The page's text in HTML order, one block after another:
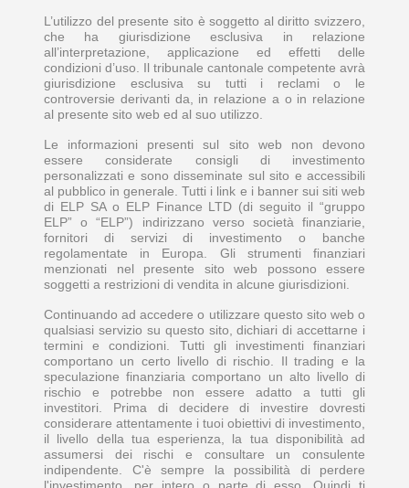
L’utilizzo del presente sito è soggetto al diritto svizzero,
che ha giurisdizione esclusiva in relazione
all’interpretazione, applicazione ed effetti delle
condizioni d’uso. Il tribunale cantonale competente avrà
giurisdizione esclusiva su tutti i reclami o le
controversie derivanti da, in relazione a o in relazione
al presente sito web ed al suo utilizzo.
Le informazioni presenti sul sito web non devono
essere considerate consigli di investimento
personalizzati e sono disseminate sul sito e accessibili
al pubblico in generale. Tutti i link e i banner sui siti web
di ELP SA o ELP Finance LTD (di seguito il “gruppo
ELP” o “ELP”) indirizzano verso società finanziarie,
fornitori di servizi di investimento o banche
regolamentate in Europa. Gli strumenti finanziari
menzionati nel presente sito web possono essere
soggetti a restrizioni di vendita in alcune giurisdizioni.
Continuando ad accedere o utilizzare questo sito web o
qualsiasi servizio su questo sito, dichiari di accettarne i
termini e condizioni. Tutti gli investimenti finanziari
comportano un certo livello di rischio. Il trading e la
speculazione finanziaria comportano un alto livello di
rischio e potrebbe non essere adatto a tutti gli
investitori. Prima di decidere di investire dovresti
considerare attentamente i tuoi obiettivi di investimento,
il livello della tua esperienza, la tua disponibilità ad
assumersi dei rischi e consultare un consulente
indipendente. C'è sempre la possibilità di perdere